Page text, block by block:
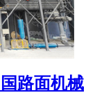
路面机械